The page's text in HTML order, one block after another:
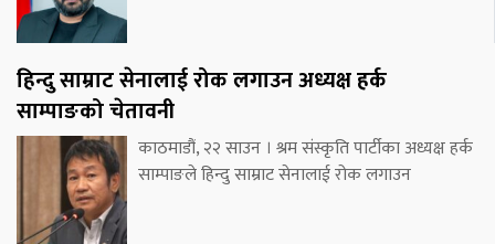
हिन्दु साम्राट सेनालाई रोक लगाउन अध्यक्ष हर्क
साम्पाङको चेतावनी
काठमाडौं, २२ साउन । श्रम संस्कृति पार्टीका अध्यक्ष हर्क
साम्पाङले हिन्दु साम्राट सेनालाई रोक लगाउन